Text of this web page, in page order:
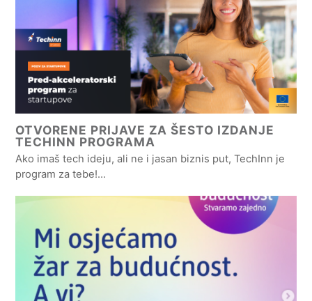
OTVORENE PRIJAVE ZA ŠESTO IZDANJE
TECHINN PROGRAMA
Ako imaš tech ideju, ali ne i jasan biznis put, TechInn je
program za tebe!…